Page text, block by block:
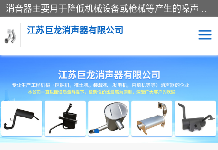
消音器主要用于降低机械设备或枪械等产生的噪声。它通过阻尼或增加排气面积来降低排气速度和功率，从而降低噪声。常见的消音器类型包括阻性消声器、抗性消声器、共振消声器以及阻抗复合式消声器等。这些消音器各有特点，适用于不同频率的噪声消除。
江苏巨龙消声器有限公司
消声器